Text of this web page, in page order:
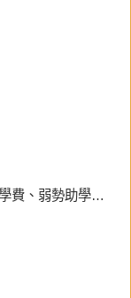
、弱勢助學專區